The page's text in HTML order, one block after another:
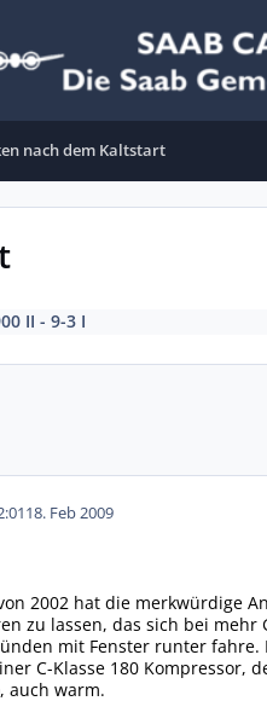
nach dem Kaltstart
II - 9-3 I
18. Feb 2009
2002 hat die merkwürdige
zu lassen, das sich bei
mit Fenster runter
C-Klasse 180
auch warm.